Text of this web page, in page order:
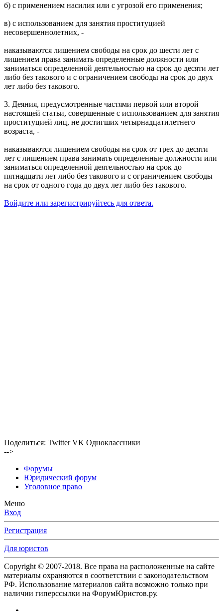
б) с применением насилия или с угрозой его применения;
в) с использованием для занятия проституцией
несовершеннолетних, -
наказываются лишением свободы на срок до шести лет с
лишением права занимать определенные должности или
заниматься определенной деятельностью на срок до десяти лет
либо без такового и с ограничением свободы на срок до двух
лет либо без такового.
3. Деяния, предусмотренные частями первой или второй
настоящей статьи, совершенные с использованием для занятия
проституцией лиц, не достигших четырнадцатилетнего
возраста, -
наказываются лишением свободы на срок от трех до десяти
лет с лишением права занимать определенные должности или
заниматься определенной деятельностью на срок до
пятнадцати лет либо без такового и с ограничением свободы
на срок от одного года до двух лет либо без такового.
Войдите или зарегистрируйтесь для ответа.
Поделиться: Twitter VK Одноклассники
-->
Форумы
Юридический форум
Уголовное право
Меню
Вход
Регистрация
Для юристов
Copyright © 2007-2018. Все права на расположенные на сайте
материалы охраняются в соответствии с законодательством
РФ. Использование материалов сайта возможно только при
наличии гиперссылки на ФорумЮристов.ру.